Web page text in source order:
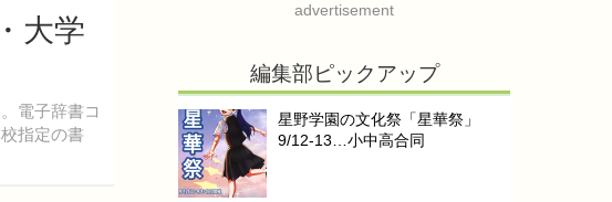
大学
電子辞書コ
指定の書
advertisement
編集部ピックアップ
星野学園の文化祭「星華祭」
9/12-13…小中高合同